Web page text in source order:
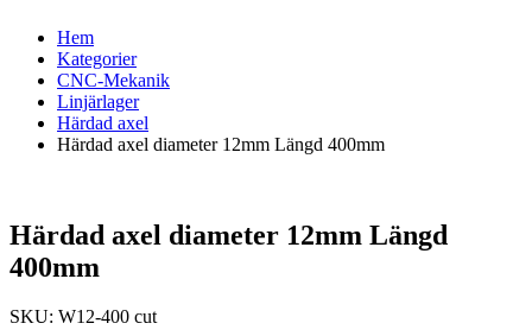
Hem
Kategorier
CNC-Mekanik
Linjärlager
Härdad axel
Härdad axel diameter 12mm Längd 400mm
Härdad axel diameter 12mm Längd
400mm
SKU: W12-400 cut